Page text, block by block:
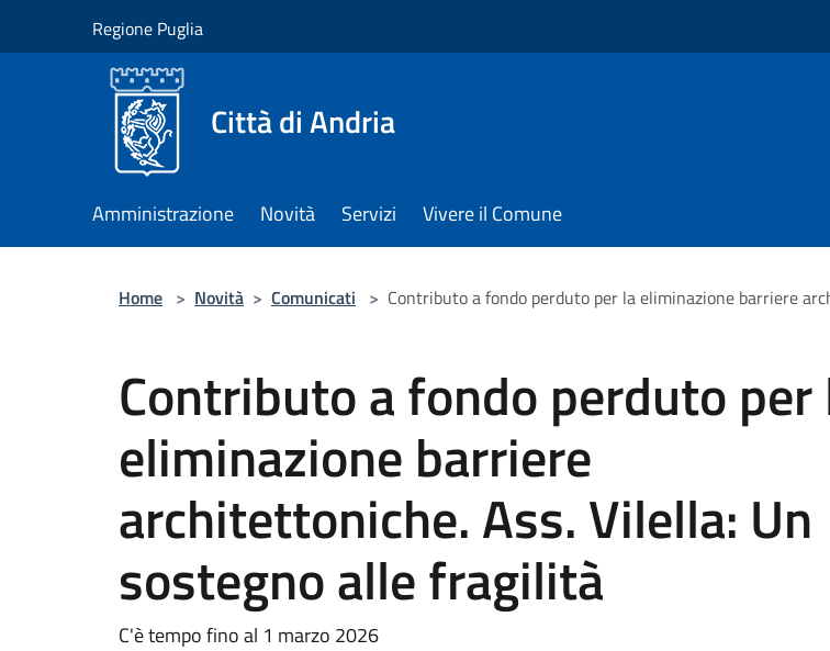
Regione Puglia
Città di Andria
Amministrazione Novità Servizi Vivere il Comune
Home > Novità > Comunicati > Contributo a fondo perduto per la eliminazione barriere
Contributo a fondo perduto per
eliminazione barriere
architettoniche. Ass. Vilella: Un
sostegno alle fragilità
C'è tempo fino al 1 marzo 2026